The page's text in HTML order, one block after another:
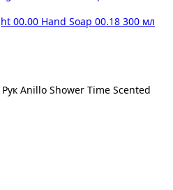
00.00 Hand Soap 00.18 300 мл
Anillo Shower Time Scented